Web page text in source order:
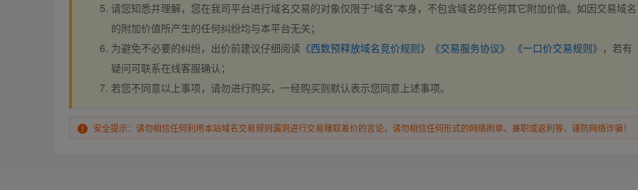
请您知悉并理解，您在我司平台进行域名交易的对象仅限于“域名”本身，不包含域名的任何其它附加价值。如因交易域名
的附加价值所产生的任何纠纷均与本平台无关；
为避免不必要的纠纷，出价前建议仔细阅读 《西数预释放域名竞价规则》 《交易服务协议》 《一口价交易规则》 ，若有
疑问可联系在线客服确认；
若您不同意以上事项，请勿进行购买，一经购买则默认表示您同意上述事项。
安全提示：请勿相信任何利用本站域名交易规则漏洞进行交易赚取差价的言论，请勿相信任何形式的网络刷单、兼职或返利等，谨防网络诈骗！